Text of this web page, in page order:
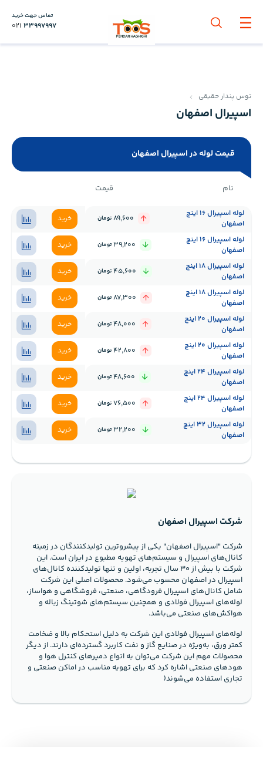
تماس جهت خرید
021 33997997
توس پندار حقیقی
اسپیرال اصفهان
نام قیمت
لوله اسپیرال 16 اینچ
اصفهان
89,600تومان
خرید
لوله اسپیرال 16 اینچ
اصفهان
39,200تومان
خرید
لوله اسپیرال 18 اینچ
اصفهان
45,600تومان
خرید
لوله اسپیرال 18 اینچ
اصفهان
87,300تومان
خرید
لوله اسپیرال 20 اینچ
اصفهان
48,000تومان
خرید
لوله اسپیرال 20 اینچ
اصفهان
42,800تومان
خرید
لوله اسپیرال 24 اینچ
اصفهان
48,600تومان
خرید
لوله اسپیرال 24 اینچ
اصفهان
76,500تومان
خرید
لوله اسپیرال 32 اینچ
اصفهان
32,200تومان خرید
قیمت لوله در اسپیرال اصفهان
شرکت اسپیرال اصفهان
شرکت "اسپیرال اصفهان" یکی از پیشروترین تولیدکنندگان در زمینه
کانال‌های اسپیرال و سیستم‌های تهویه مطبوع در ایران است. این
شرکت با بیش از ۳۰ سال تجربه، اولین و تنها تولیدکننده کانال‌های
اسپیرال در اصفهان محسوب می‌شود. محصولات اصلی این شرکت
شامل کانال‌های اسپیرال فرودگاهی، صنعتی، فروشگاهی و هواساز،
لوله‌های اسپیرال فولادی و همچنین سیستم‌های شوتینگ زباله و
هواکش‌های صنعتی می‌باشد.
لوله‌های اسپیرال فولادی این شرکت به دلیل استحکام بالا و ضخامت
کمتر ورق، به‌ویژه در صنایع گاز و نفت کاربرد گسترده‌ای دارند. از دیگر
محصولات مهم این شرکت می‌توان به انواع دمپرهای کنترل هوا و
هودهای صنعتی اشاره کرد که برای تهویه مناسب در اماکن صنعتی و
تجاری استفاده می‌شوند​(